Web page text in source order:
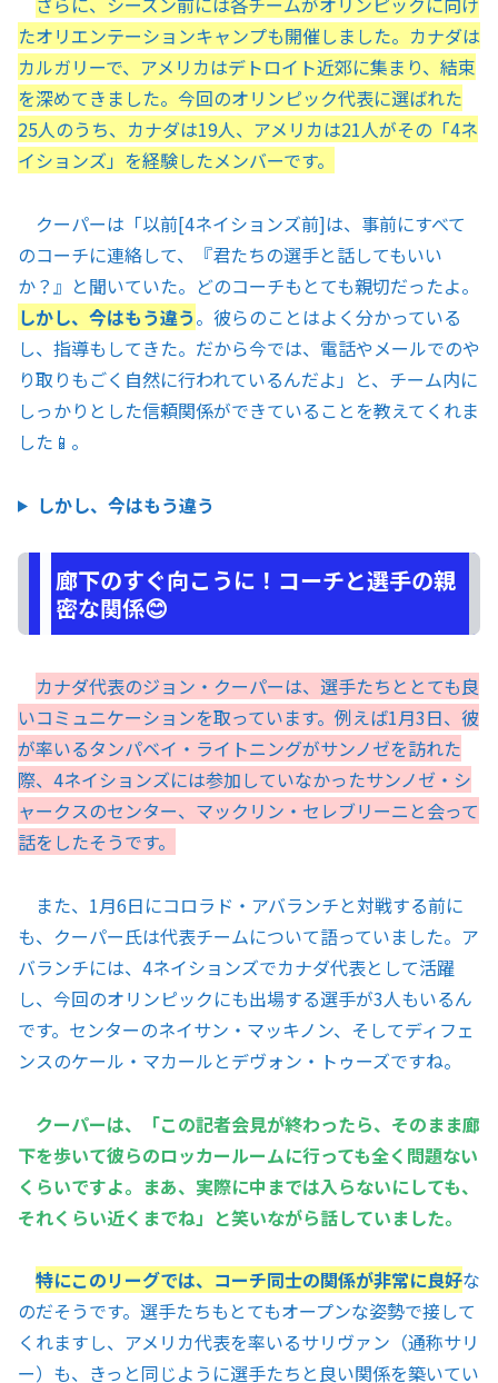
たオリエンテーションキャンプも開催しました。カナダは
カルガリーで、アメリカはデトロイト近郊に集まり、結束
を深めてきました。今回のオリンピック代表に選ばれた
25人のうち、カナダは19人、アメリカは21人がその「4ネ
イションズ」を経験したメンバーです。
クーパーは「以前[4ネイションズ前]は、事前にすべて
のコーチに連絡して、『君たちの選手と話してもいい
か？』と聞いていた。どのコーチもとても親切だったよ。
しかし、今はもう違う。彼らのことはよく分かっている
し、指導もしてきた。だから今では、電話やメールでのや
り取りもごく自然に行われているんだよ」と、チーム内に
しっかりとした信頼関係ができていることを教えてくれま
した📱。
しかし、今はもう違う
廊下のすぐ向こうに！コーチと選手の親
密な関係😊
カナダ代表のジョン・クーパーは、選手たちととても良
いコミュニケーションを取っています。例えば1月3日、彼
が率いるタンパベイ・ライトニングがサンノゼを訪れた
際、4ネイションズには参加していなかったサンノゼ・シ
ャークスのセンター、マックリン・セレブリーニと会って
話をしたそうです。
また、1月6日にコロラド・アバランチと対戦する前に
も、クーパー氏は代表チームについて語っていました。ア
バランチには、4ネイションズでカナダ代表として活躍
し、今回のオリンピックにも出場する選手が3人もいるん
です。センターのネイサン・マッキノン、そしてディフェ
ンスのケール・マカールとデヴォン・トゥーズですね。
クーパーは、「この記者会見が終わったら、そのまま廊
下を歩いて彼らのロッカールームに行っても全く問題ない
くらいですよ。まあ、実際に中までは入らないにしても、
それくらい近くまでね」と笑いながら話していました。
特にこのリーグでは、コーチ同士の関係が非常に良好な
のだそうです。選手たちもとてもオープンな姿勢で接して
くれますし、アメリカ代表を率いるサリヴァン（通称サリ
ー）も、きっと同じように選手たちと良い関係を築いてい